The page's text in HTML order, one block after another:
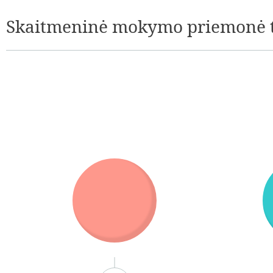
Skaitmeninė mokymo